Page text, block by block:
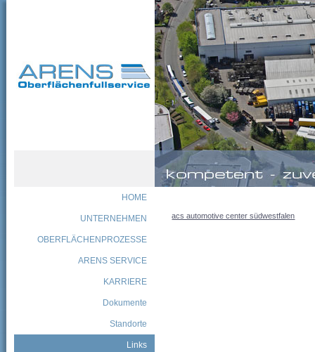
HOME
UNTERNEHMEN
OBERFLÄCHENPROZESSE
ARENS SERVICE
KARRIERE
Dokumente
Standorte
Links
acs automotive center südwestfalen